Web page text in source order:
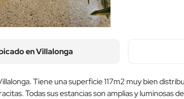
enVillalonga
Tiene una superficie 117m2 muy bien
Todas sus estancias son amplias y luminosas